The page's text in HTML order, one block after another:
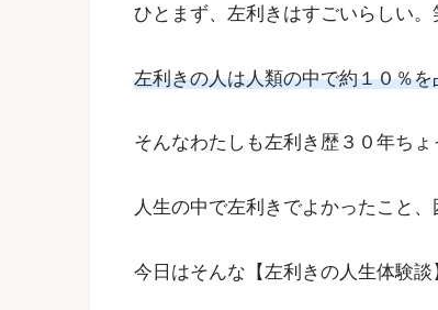
ひとまず、左利きはすごいらしい。
左利きの人は人類の中で約１０％
そんなわたしも左利き歴３０年ちょ
人生の中で左利きでよかったこと、
今日はそんな【左利きの人生体験